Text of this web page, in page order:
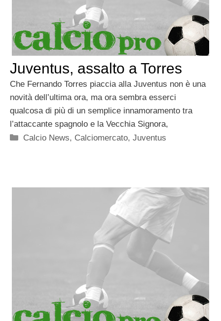
Juventus, assalto a Torres
Che Fernando Torres piaccia alla Juventus non è una
novità dell’ultima ora, ma ora sembra esserci
qualcosa di più di un semplice innamoramento tra
l’attaccante spagnolo e la Vecchia Signora,
Categorie
Calcio News, Calciomercato,Juventus